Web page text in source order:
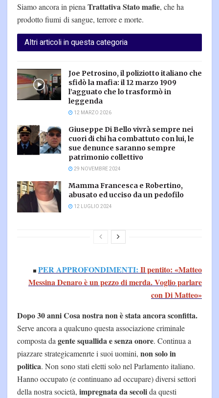
Siamo ancora in piena Trattativa Stato mafie, che ha
prodotto fiumi di sangue, terrore e morte.
Altri articoli in questa categoria
Joe Petrosino, il poliziotto italiano che
sfidò la mafia: il 12 marzo 1909
l’agguato che lo trasformò in
leggenda
12 MARZO 2026
Giuseppe Di Bello vivrà sempre nei
cuori di chi ha combattuto con lui, le
sue denunce saranno sempre
patrimonio collettivo
29 NOVEMBRE 2024
Mamma Francesca e Robertino,
abusato ed ucciso da un pedofilo
12 LUGLIO 2024
PER APPROFONDIMENTI: Il pentito: «Matteo
Messina Denaro è un pezzo di merda. Voglio parlare
con Di Matteo»
Dopo 30 anni Cosa nostra non è stata ancora sconfitta.
Serve ancora a qualcuno questa associazione criminale
composta dagente squallida e senza onore. Continua a
piazzare strategicamenrte i suoi uomini, non solo in
politica. Non sono stati eletti solo nel Parlamento italiano.
Hanno occupato (e continuano ad occupare) diversi settori
della nostra società, impregnata da secolida questi